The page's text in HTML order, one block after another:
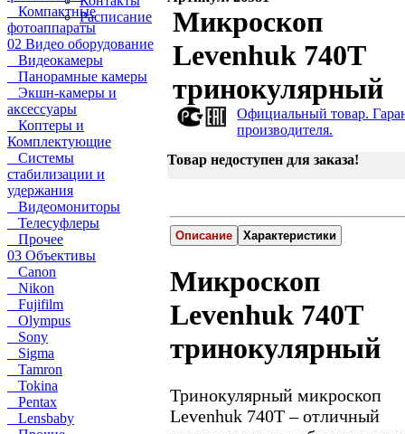
Расписание
Компактные
фотоаппараты
02 Видео оборудование
Видеокамеры
Панорамные камеры
Экшн-камеры и
аксессуары
Коптеры и
Комплектующие
Системы
стабилизации и
удержания
Видеомониторы
Телесуфлеры
Прочее
03 Объективы
Canon
Nikon
Fujifilm
Olympus
Sony
Sigma
Tamron
Tokina
Pentax
Lensbaby
Микроскоп
Levenhuk 740T
тринокулярный
Официальный товар.
производителя.
Товар недоступен для заказа!
Описание Характеристики
Микроскоп
Levenhuk 740T
тринокулярный
Тринокулярный микроскоп
Levenhuk 740T – отличный